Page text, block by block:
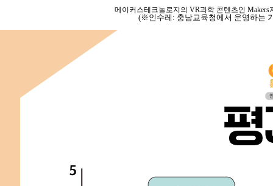
메이커스테크놀로지의 VR과학 콘텐츠인
(※인수레: 충남교육청에서 운영하는